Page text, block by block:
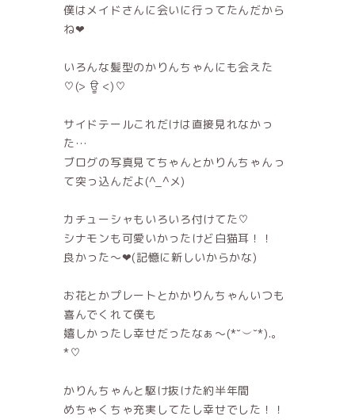
僕はメイドさんに会いに行ってたんだから
ね❤
いろんな髪型のかりんちゃんにも会えた
♡(> ਊ <)♡
サイドテールこれだけは直接見れなかっ
た…
ブログの写真見てちゃんとかりんちゃんっ
て突っ込んだよ(^_^メ)
カチューシャもいろいろ付けてた♡
シナモンも可愛いかったけど白猫耳！！
良かった〜❤(記憶に新しいからかな)
お花とかプレートとかかりんちゃんいつも
喜んでくれて僕も
嬉しかったし幸せだったなぁ〜(*˘︶˘*).｡
*♡
かりんちゃんと駆け抜けた約半年間
めちゃくちゃ充実してたし幸せでした！！